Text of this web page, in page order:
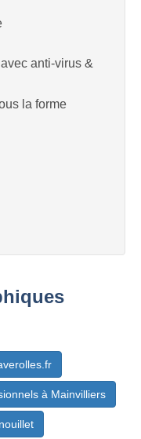
anti-virus &
la forme
à Mainvilliers